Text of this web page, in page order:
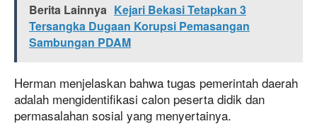
Berita Lainnya Kejari Bekasi Tetapkan 3
Tersangka Dugaan Korupsi Pemasangan
Sambungan PDAM
Herman menjelaskan bahwa tugas pemerintah daerah
adalah mengidentifikasi calon peserta didik dan
permasalahan sosial yang menyertainya.